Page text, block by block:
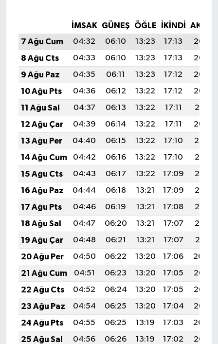
İMSAK GÜNEŞ ÖĞLE İKINDI
7 Ağu Cum
04:32 06:10 13:23 17:13
20:26
8 Ağu Cts
04:33 06:10 13:23 17:13
20:25
9 Ağu Paz
04:35 06:11 13:23 17:12
20:24
10 Ağu Pts
04:36 06:12 13:22 17:12
20:23
11 Ağu Sal
04:37 06:13 13:22 17:11
20:21
12 Ağu Çar
04:39 06:14 13:22 17:11
20:20
13 Ağu Per
04:40 06:15 13:22 17:10
20:19
14 Ağu Cum
04:42 06:16 13:22 17:10
20:17
15 Ağu Cts
04:43 06:17 13:22 17:09
20:16
16 Ağu Paz
04:44 06:18 13:21 17:09
20:15
17 Ağu Pts
04:46 06:19 13:21 17:08
20:13
18 Ağu Sal
04:47 06:20 13:21 17:07
20:12
19 Ağu Çar
04:48 06:21 13:21 17:07
20:11
20 Ağu Per
04:50 06:22 13:20 17:06
20:09
21 Ağu Cum
04:51 06:23 13:20 17:05
20:08
22 Ağu Cts
04:52 06:24 13:20 17:05
20:06
23 Ağu Paz
04:54 06:25 13:20 17:04
20:05
24 Ağu Pts
04:55 06:25 13:19 17:03
20:04
25 Ağu Sal
04:56 06:26 13:19 17:02 20:02